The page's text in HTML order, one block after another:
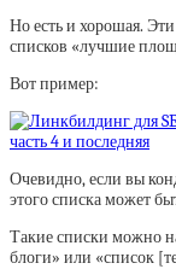
Но есть и хорошая.
списков «лучшие
Вот пример:
Очевидно, если вы
этого списка может
Такие списки можно
блоги» или «список